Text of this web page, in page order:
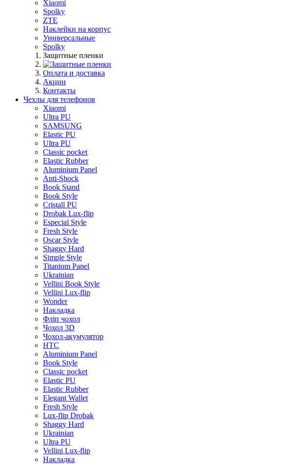
Xiaomi
Spolky
ZTE
Наклейки на корпус
Универсальные
Spolky
Защитные пленки
Оплата и доставка
Акции
Контакты
Чехлы для телефонов
Xiaomi
Ultra PU
SAMSUNG
Elastic PU
Ultra PU
Classic pocket
Elastic Rubber
Aluminium Panel
Anti-Shock
Book Stand
Book Style
Cristall PU
Drobak Lux-flip
Especial Style
Fresh Style
Oscar Style
Shaggy Hard
Simple Style
Titanium Panel
Ukrainian
Vellini Book Style
Vellini Lux-flip
Wonder
Накладка
Фліп чохол
Чохол 3D
Чохол-акумулятор
HTC
Aluminium Panel
Book Style
Classic pocket
Elastic PU
Elastic Rubber
Elegant Wallet
Fresh Style
Lux-flip Drobak
Shaggy Hard
Ukrainian
Ultra PU
Vellini Lux-flip
Накладка